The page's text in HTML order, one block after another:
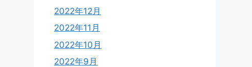
2022年12月
2022年11月
2022年10月
2022年9月